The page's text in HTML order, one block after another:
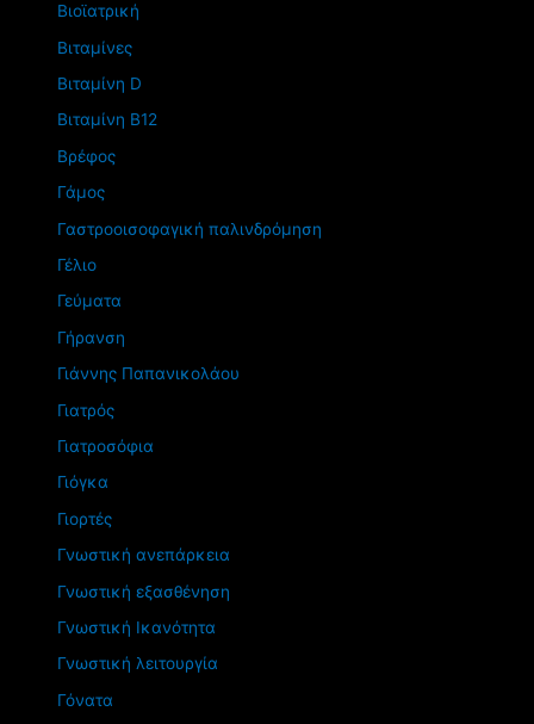
Βιοϊατρική
Βιταμίνες
Βιταμίνη D
Βιταμίνη Β12
Βρέφος
Γάμος
Γαστροοισοφαγική παλινδρόμηση
Γέλιο
Γεύματα
Γήρανση
Γιάννης Παπανικολάου
Γιατρός
Γιατροσόφια
Γιόγκα
Γιορτές
Γνωστική ανεπάρκεια
Γνωστική εξασθένηση
Γνωστική Ικανότητα
Γνωστική λειτουργία
Γόνατα